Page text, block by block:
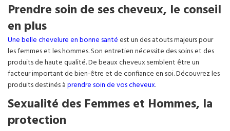
Prendre soin de ses cheveux, le conseil
en plus
Une belle chevelure en bonne santéest un des atouts majeurs pour
les femmes et les hommes. Son entretien nécessite des soins et des
produits de haute qualité. De beaux cheveux semblent être un
facteur important de bien-être et de confiance en soi. Découvrez les
produits destinés àprendre soin de vos cheveux.
Sexualité des Femmes et Hommes, la
protection